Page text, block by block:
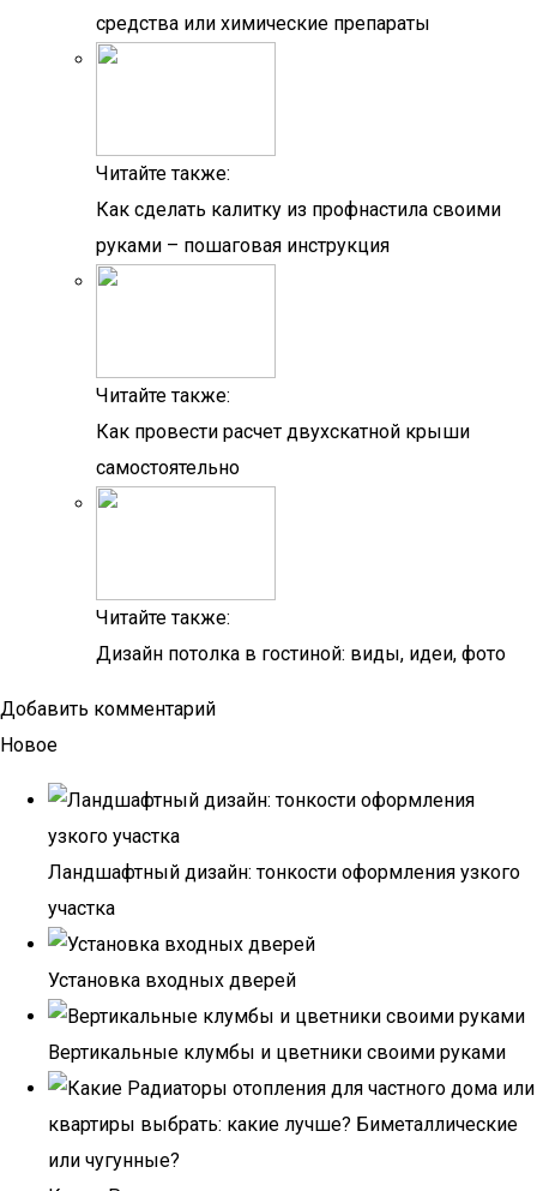
средства или химические препараты
Читайте также:
Как сделать калитку из профнастила своими
руками – пошаговая инструкция
Читайте также:
Как провести расчет двухскатной крыши
самостоятельно
Читайте также:
Дизайн потолка в гостиной: виды, идеи, фото
Добавить комментарий
Новое
Ландшафтный дизайн: тонкости оформления узкого
участка
Установка входных дверей
Вертикальные клумбы и цветники своими руками